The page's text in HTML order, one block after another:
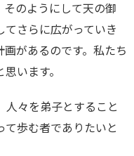
そのようにして天の御
てさらに広がっていき
があるのです。私たち
います。
人々を弟子とすること
歩む者でありたいと